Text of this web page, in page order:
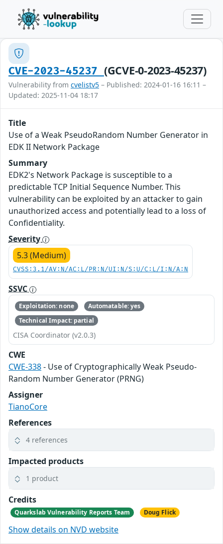
CVE-2023-45237 (GCVE-0-2023-45237)
Vulnerability from cvelistv5 – Published: 2024-01-16 16:11 –
Updated: 2025-11-04 18:17
Title
Use of a Weak PseudoRandom Number Generator in
EDK II Network Package
Summary
EDK2's Network Package is susceptible to a
predictable TCP Initial Sequence Number. This
vulnerability can be exploited by an attacker to gain
unauthorized access and potentially lead to a loss of
Confidentiality.
Severity
5.3 (Medium)
CVSS:3.1/AV:N/AC:L/PR:N/UI:N/S:U/C:L/I:N/A:N
SSVC
Exploitation: none
Automatable: yes
Technical Impact: partial
CISA Coordinator (v2.0.3)
CWE
CWE-338- Use of Cryptographically Weak Pseudo-
Random Number Generator (PRNG)
Assigner
TianoCore
References
4 references
Impacted products
1 product
Credits
Quarkslab Vulnerability Reports Team Doug Flick
Show details on NVD website